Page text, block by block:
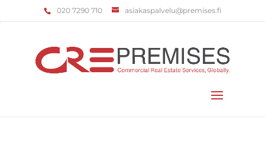
‌020 7290 710 asiakaspalvelu@premises.fi